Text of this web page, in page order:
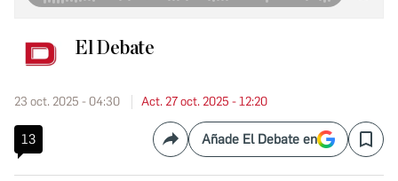
El Debate
23 oct. 2025 - 04:30 Act. 27 oct. 2025 - 12:20
13 CompartirAñade El Debate en Save